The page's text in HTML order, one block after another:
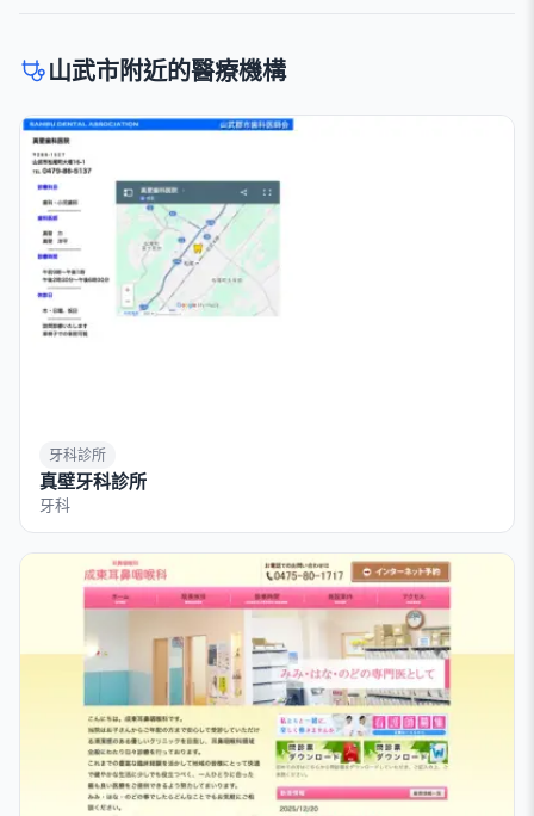
山武市附近的醫療機構
牙科診所
真壁牙科診所
牙科